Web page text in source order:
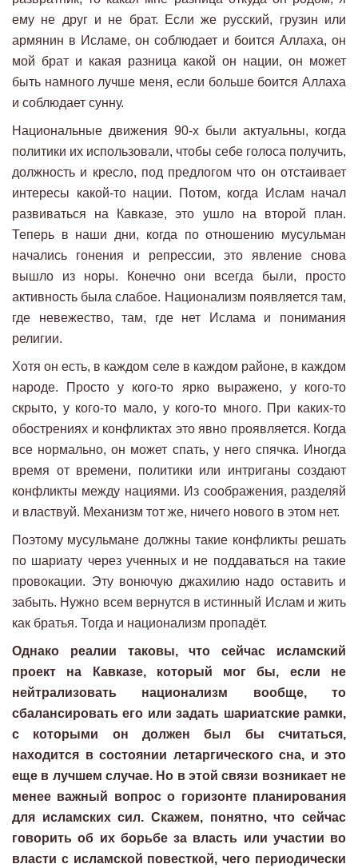
ему не друг и не брат. Если же русский, грузин или
армянин в Исламе, он соблюдает и боится Аллаха, он
мой брат и какая разница какой он нации, он может
быть намного лучше меня, если больше боится Аллаха
и соблюдает сунну.
Национальные движения 90-х были актуальны, когда
политики их использовали, чтобы себе голоса получить,
должность и кресло, под предлогом что он отстаивает
интересы какой-то нации. Потом, когда Ислам начал
развиваться на Кавказе, это ушло на второй план.
Теперь в наши дни, когда по отношению мусульман
начались гонения и репрессии, это явление снова
вышло из норы. Конечно они всегда были, просто
активность была слабое. Национализм появляется там,
где невежество, там, где нет Ислама и понимания
религии.
Хотя он есть, в каждом селе в каждом районе, в каждом
народе. Просто у кого-то ярко выражено, у кого-то
скрыто, у кого-то мало, у кого-то много. При каких-то
обострениях и конфликтах это явно проявляется. Когда
все нормально, он может спать, у него спячка. Иногда
время от времени, политики или интриганы создают
конфликты между нациями. Из соображения, разделяй
и властвуй. Механизм тот же, ничего нового в этом нет.
Поэтому мусульмане должны такие конфликты решать
по шариату через ученных и не поддаваться на такие
провокации. Эту вонючую джахилию надо оставить и
забыть. Нужно всем вернутся в истинный Ислам и жить
как братья. Тогда и национализм пропадёт.
Однако реалии таковы, что сейчас исламский
проект на Кавказе, который мог бы, если не
нейтрализовать национализм вообще, то
сбалансировать его или задать шариатские рамки,
с которыми он должен был бы считаться,
находится в состоянии летаргического сна, и это
еще в лучшем случае. Но в этой связи возникает не
менее важный вопрос о горизонте планирования
для исламских сил. Скажем, понятно, что сейчас
говорить об их борьбе за власть или участии во
власти с исламской повесткой, чего периодически